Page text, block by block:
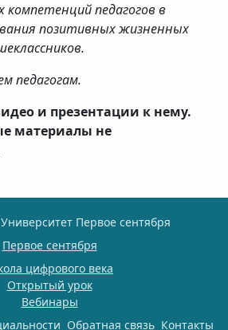
компетенций педагогов в
позитивных жизненных
педагогам.
и презентации к нему.
материалы не
Первое сентября
Первое сентября
цифрового века
Открытый урок
Вебинары
Обратная связь Контакты